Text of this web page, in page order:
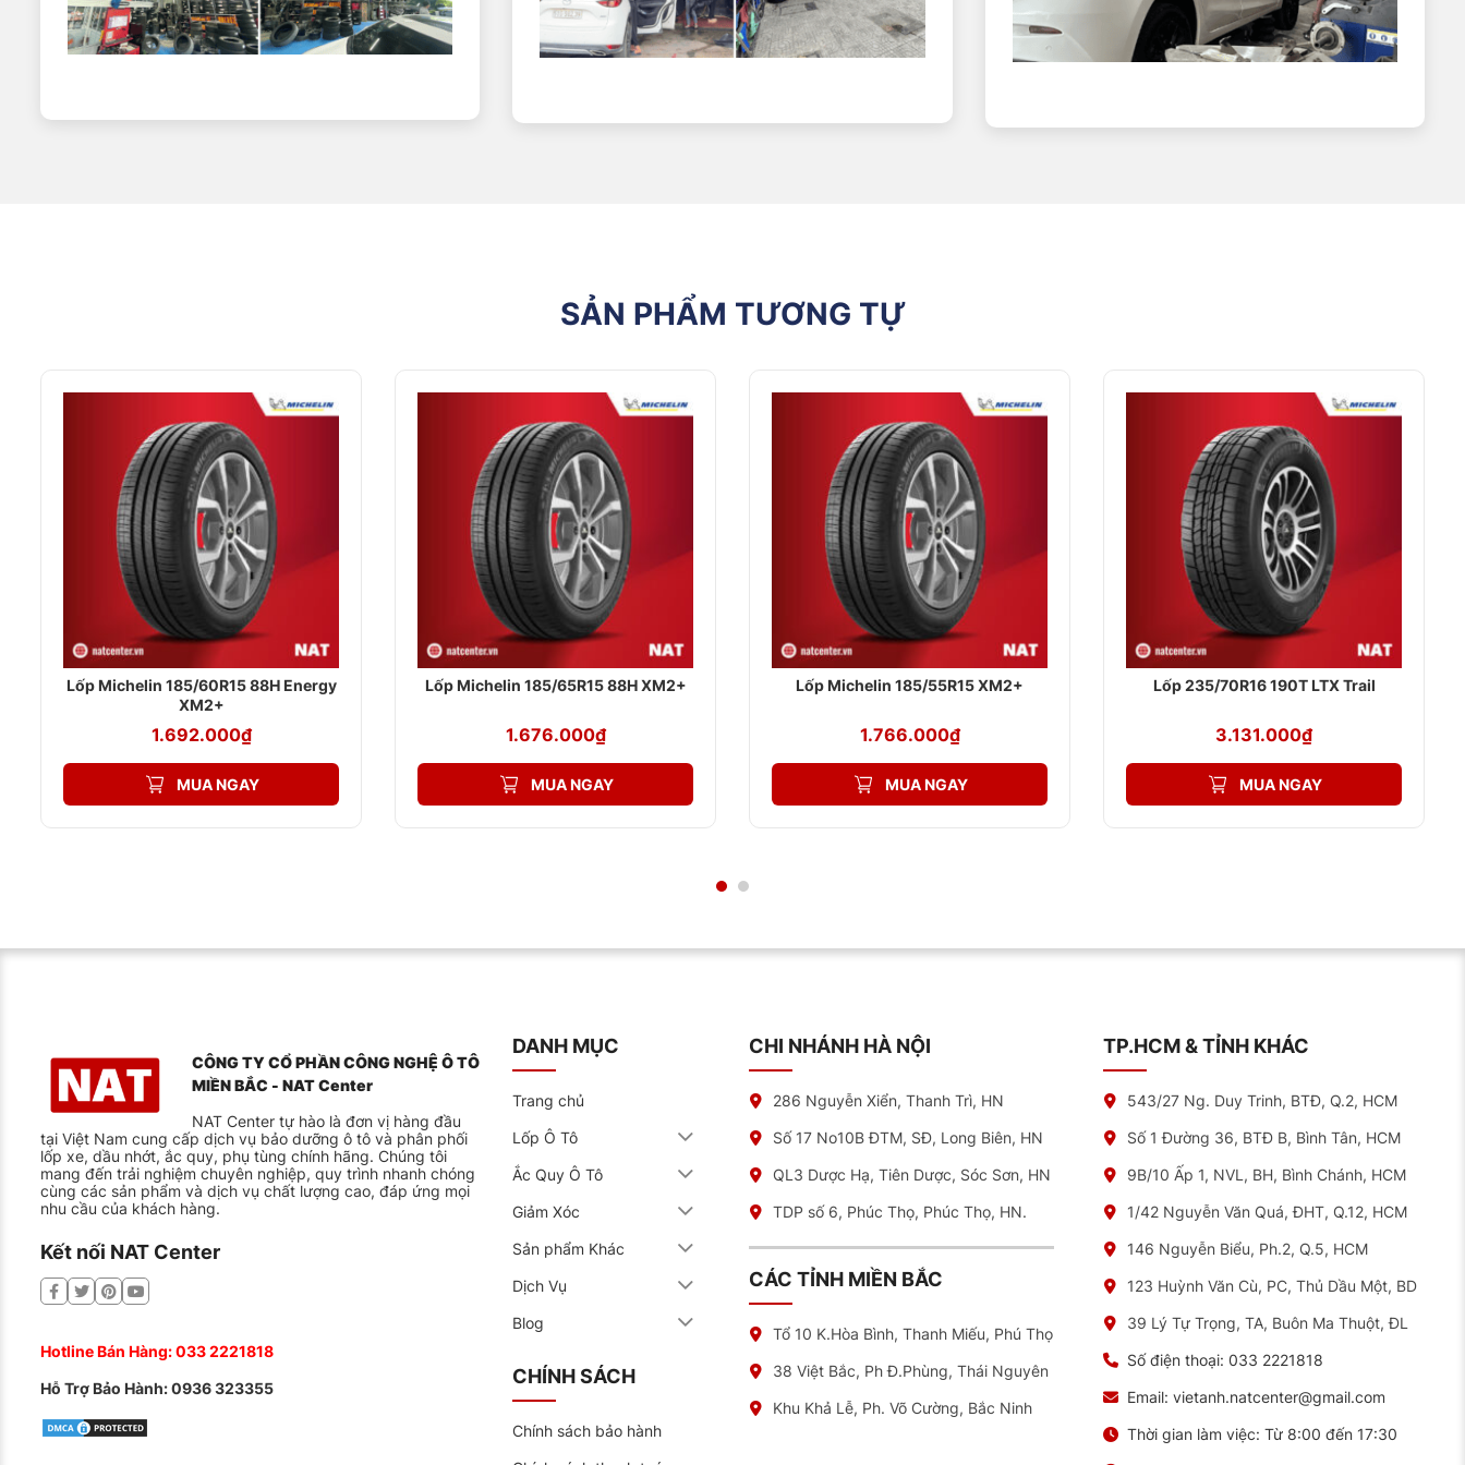
SẢN PHẨM TƯƠNG TỰ
Lốp Michelin 185/60R15 88H Energy
XM2+
1.692.000₫
MUA NGAY
Lốp Michelin 185/65R15 88H XM2+
1.676.000₫
MUA NGAY
Lốp Michelin 185/55R15 XM2+
1.766.000₫
MUA NGAY
Lốp 235/70R16 190T LTX Trail
3.131.000₫
MUA NGAY
CÔNG TY CỔ PHẦN CÔNG NGHỆ Ô TÔ
MIỀN BẮC - NAT Center
NAT Center tự hào là đơn vị hàng đầu
tại Việt Nam cung cấp dịch vụ bảo dưỡng ô tô và phân phối
lốp xe, dầu nhớt, ắc quy, phụ tùng chính hãng. Chúng tôi
mang đến trải nghiệm chuyên nghiệp, quy trình nhanh chóng
cùng các sản phẩm và dịch vụ chất lượng cao, đáp ứng mọi
nhu cầu của khách hàng.
Kết nối NAT Center
Hotline Bán Hàng:033 2221818
Hỗ Trợ Bảo Hành:0936 323355
DANH MỤC
Trang chủ
Lốp Ô Tô
Ắc Quy Ô Tô
Giảm Xóc
Sản phẩm Khác
Dịch Vụ
Blog
CHÍNH SÁCH
Chính sách bảo hành
CHI NHÁNH HÀ NỘI
286 Nguyễn Xiển, Thanh Trì, HN
Số 17 No10B ĐTM, SĐ, Long Biên, HN
QL3 Dược Hạ, Tiên Dược, Sóc Sơn, HN
TDP số 6, Phúc Thọ, Phúc Thọ, HN.
CÁC TỈNH MIỀN BẮC
Tổ 10 K.Hòa Bình, Thanh Miếu, Phú Thọ
38 Việt Bắc, Ph Đ.Phùng, Thái Nguyên
Khu Khả Lễ, Ph. Võ Cường, Bắc Ninh
TP.HCM & TỈNH KHÁC
543/27 Ng. Duy Trinh, BTĐ, Q.2, HCM
Số 1 Đường 36, BTĐ B, Bình Tân, HCM
9B/10 Ấp 1, NVL, BH, Bình Chánh, HCM
1/42 Nguyễn Văn Quá, ĐHT, Q.12, HCM
146 Nguyễn Biểu, Ph.2, Q.5, HCM
123 Huỳnh Văn Cù, PC, Thủ Dầu Một, BD
39 Lý Tự Trọng, TA, Buôn Ma Thuột, ĐL
Số điện thoại: 033 2221818
Email: vietanh.natcenter@gmail.com
Thời gian làm việc: Từ 8:00 đến 17:30